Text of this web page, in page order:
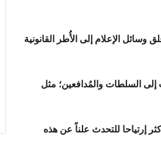
الإعلام إلى الأُطر القانونية
إلى السلطات والمُدافعين؛ مثل
إرتياحا للتحدث علناً عن هذه